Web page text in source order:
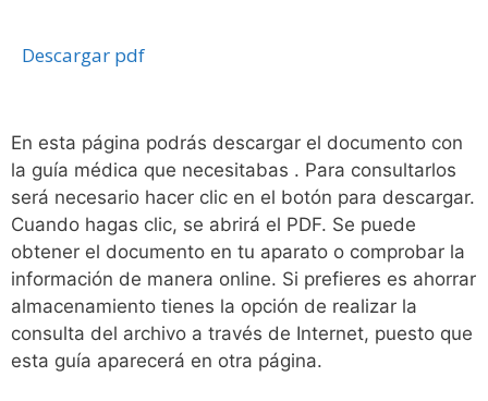
Descargar pdf
En esta página podrás descargar el documento con
la guía médica que necesitabas . Para consultarlos
será necesario hacer clic en el botón para descargar.
Cuando hagas clic, se abrirá el PDF. Se puede
obtener el documento en tu aparato o comprobar la
información de manera online. Si prefieres es ahorrar
almacenamiento tienes la opción de realizar la
consulta del archivo a través de Internet, puesto que
esta guía aparecerá en otra página.